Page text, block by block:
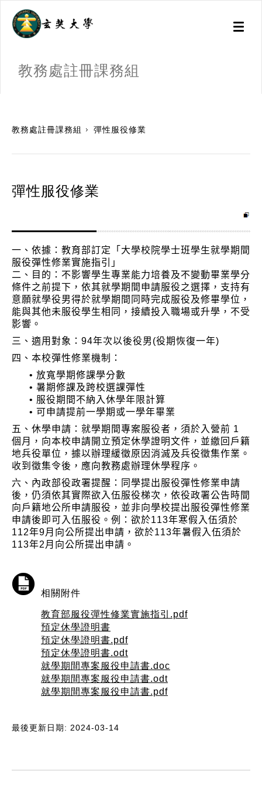
Toggle
教務處註冊課務組
教務處註冊課務組 彈性服役修業
彈性服役修業
一、依據：教育部訂定「大學校院學士班學生就學期間
服役彈性修業實施指引」
二、目的：不影響學生專業能力培養及不變動畢業學分
條件之前提下，依其就學期間申請服役之選擇，支持有
意願就學役男得於就學期間同時完成服役及修畢學位，
能與其他未服役學生相同，接續投入職場或升學，不受
影響。
三、適用對象：94年次以後役男(役期恢復一年)
四、本校彈性修業機制：
• 放寬學期修課學分數
• 暑期修課及跨校選課彈性
• 服役期間不納入休學年限計算
• 可申請提前一學期或一學年畢業
五、休學申請：就學期間專案服役者，須於入營前 1
個月，向本校申請開立預定休學證明文件，並繳回戶籍
地兵役單位，據以辦理緩徵原因消滅及兵役徵集作業。
收到徵集令後，應向教務處辦理休學程序。
六、內政部役政署提醒：同學提出服役彈性修業申請
後，仍須依其實際欲入伍服役梯次，依役政署公告時間
向戶籍地公所申請服役，並非向學校提出服役彈性修業
申請後即可入伍服役。例：欲於113年寒假入伍須於
112年9月向公所提出申請，欲於113年暑假入伍須於
113年2月向公所提出申請。
相關附件
教育部服役彈性修業實施指引.pdf
預定休學證明書
預定休學證明書.pdf
預定休學證明書.odt
就學期間專案服役申請書.doc
就學期間專案服役申請書.odt
就學期間專案服役申請書.pdf
最後更新日期: 2024-03-14